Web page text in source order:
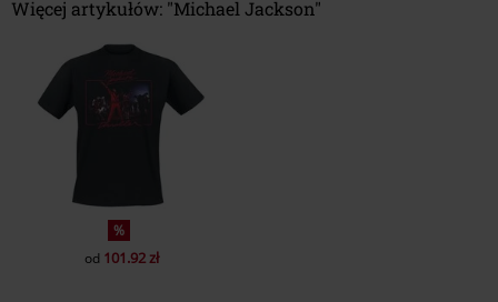
Więcej artykułów: "Michael Jackson"
%
od 101.92 zł